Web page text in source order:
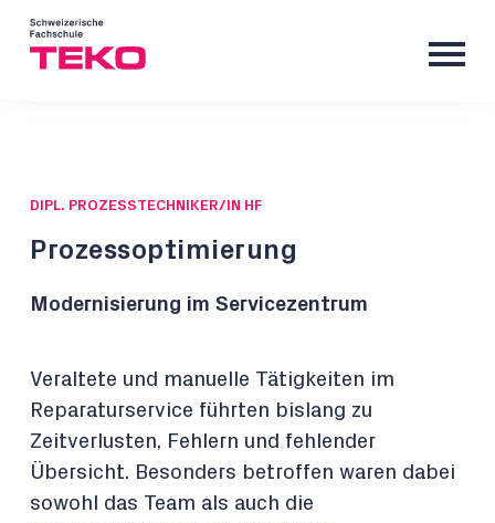
DIPL. PROZESSTECHNIKER/IN HF
Prozessoptimierung
Modernisierung im Servicezentrum
Veraltete und manuelle Tätigkeiten im
Reparaturservice führten bislang zu
Zeitverlusten, Fehlern und fehlender
Übersicht. Besonders betroffen waren dabei
sowohl das Team als auch die